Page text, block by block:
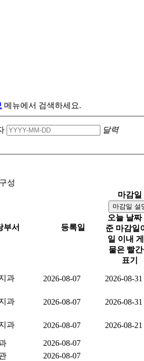
메뉴에서 검색하세요.
달력
성
부서 등록일
마감일
마감일 설
오늘 날짜
준 마감일
일 이내 게
물은 빨간
표기
과 2026-08-07 2026-08-31
과 2026-08-07 2026-08-31
과 2026-08-07 2026-08-21
2026-08-07
2026-08-07